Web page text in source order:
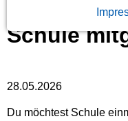
FSJ an
Schule
28.05.2026
Du möchtest Schule